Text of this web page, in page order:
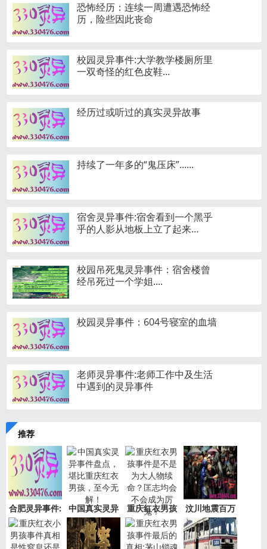
恐怖经历：连续一周遭遇恐怖经
历，险些因此丧命
校园灵异事件:大学教学楼厕所里
一双奇怪的红色皮鞋...
经历过或听过的真实灵异故事
持续了一年多的“鬼压床”......
宿舍灵异事件:宿舍看到一个黑乎
乎的人影从地板上立了起来…
校园吊死鬼灵异事件：宿舍楼曾
经吊死过一个学姐....
校园灵异事件：604号寝室的血墙
老师灵异事件:老师工作中及生活
中遇到的灵异事件
推荐
合肥灵异事件:
新加坡
中国真实灵异
事件盘
重庆红衣男孩
事件是
汶川地震百万
“阴兵